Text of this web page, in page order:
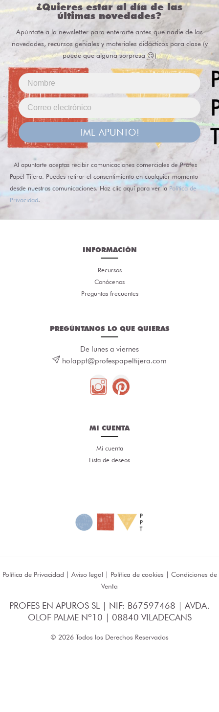
¿Quieres estar al día de las
últimas novedades?
Apúntate a la newsletter para enterarte antes que nadie de las
novedades, recursos geniales y materiales didácticos para clase (y
puede que alguna sorpresa 😏)
¡ME APUNTO!
Al apuntarte aceptas recibir comunicaciones comerciales de Profes
Papel Tijera. Puedes retirar el consentimiento en cualquier momento
desde nuestras comunicaciones. Haz clic aquí para ver la Política de
Privacidad.
INFORMACIÓN
Recursos
Conócenos
Preguntas frecuentes
PREGÚNTANOS LO QUE QUIERAS
De lunes a viernes
holappt@profespapeltijera.com
MI CUENTA
Mi cuenta
Lista de deseos
Política de Privacidad | Aviso legal| Política de cookies | Condiciones de
Venta
PROFES EN APUROS SL | NIF: B67597468 | AVDA.
OLOF PALME Nº10 | 08840 VILADECANS
© 2026 Todos los Derechos Reservados